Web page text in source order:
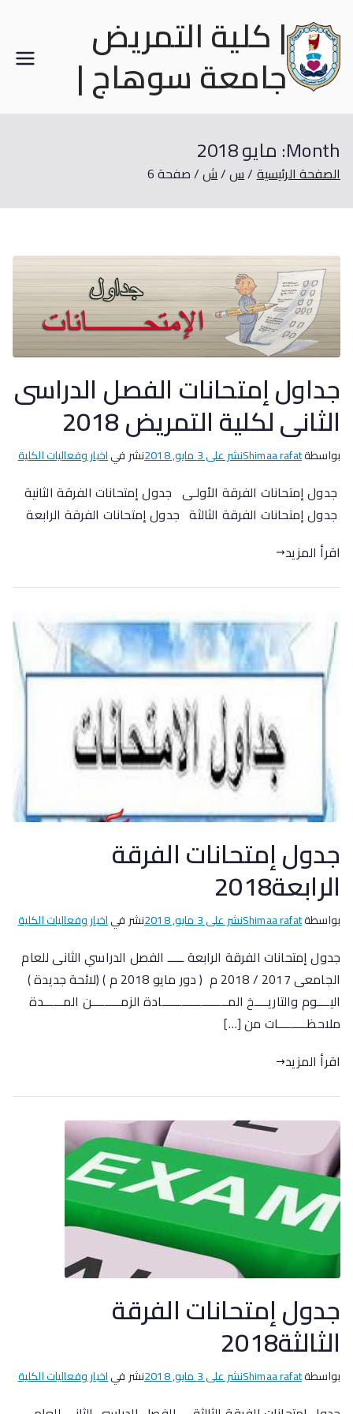
| كلية التمريض
جامعة سوهاج |
Month: مايو 2018
الصفحة الرئيسية س ش صفحة 6
جداول إمتحانات الفصل الدراسى
الثانى لكلية التمريض 2018
بواسطةShimaa rafatنشر على3 مايو, 2018 نشر فياخبار وفعاليات الكلية
جدول إمتحانات الفرقة الأولـى جدول إمتحانات الفرقة الثانية
جدول إمتحانات الفرقة الثالثة جدول إمتحانات الفرقة الرابعة
اقرأ المزيد
جدول إمتحانات الفرقة
الرابعة2018
بواسطةShimaa rafatنشر على3 مايو, 2018 نشر فياخبار وفعاليات الكلية
جدول إمتحانات الفرقة الرابعة ـــــ الفصل الدراسي الثانى للعام
الجامعى 2017 / 2018 م ( دور مايو 2018 م ) (لائحة جديدة )
اليــــوم والتاريــــخ المــــــــــــــــــــادة الزمـــــــــن المــــــدة
ملاحظـــــــــات من […]
اقرأ المزيد
جدول إمتحانات الفرقة
الثالثة2018
بواسطةShimaa rafatنشر على3 مايو, 2018 نشر فياخبار وفعاليات الكلية